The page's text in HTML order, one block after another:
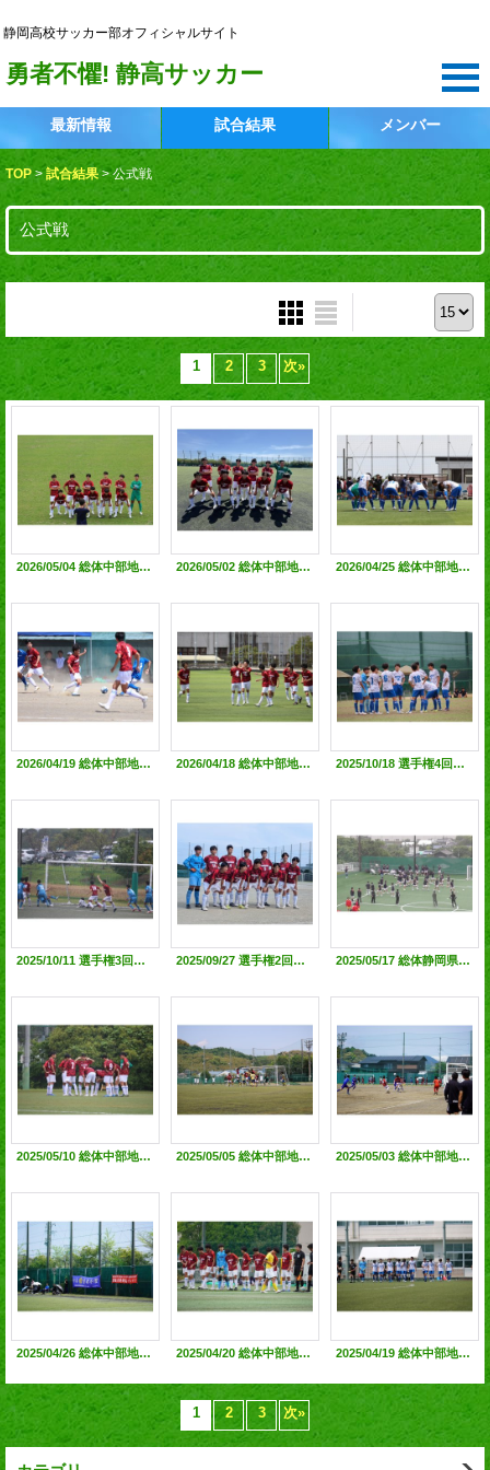
静岡高校サッカー部オフィシャルサイト
勇者不懼! 静高サッカー
最新情報 試合結果 メンバー
TOP > 試合結果 > 公式戦
公式戦
1 2 3 次»
2026/05/04 総体中部地区 敗者復活1回戦（vs静岡城北高）●0-3 @草薙球技場 2026/05/02 総体中部地区大会決勝トーナメント2回戦●0-0(PK3-5)@島田工業高G 2026/04/25 総体中部地区1次リーグ第三節(vs清水西高) ◯1-0 @中島人工芝G
2026/04/19 総体中部地区1次リーグ第二節(vs焼津水産高)◯2-0 ＠焼津水産高G 2026/04/18 総体中部地区1次リーグ第一節(vs静岡大成高)◯1-0 @中島人工芝G 2025/10/18 選手権4回戦（VS加藤学園暁秀)●1-2 @聖隷サッカー場
2025/10/11 選手権3回戦（VS袋井)◯1-0 @エコパ人工芝G 2025/09/27 選手権2回戦（VS沼津中央)◯2-1 @藤枝西高G 2025/05/17 総体静岡県大会1回戦（vs浜北西）●0-0(PK5-6)@磐田ゆめりあサッカー場
2025/05/10 総体中部地区 敗者復活2回戦（vs静清高校）◯2-1 県大会出場決定！@静清高田G 2025/05/05 総体中部地区 敗者復活1回戦（vs清流館）◯2-0 @島田工高G 2025/05/03 総体中部地区 決勝トーナメント1回戦（vs城北高校）●1-2 @藤枝北高G
2025/04/26 総体中部地区１次リーグ第三節（vs島田樟誠）○3-0 @島田工高G 2025/04/20 総体中部地区１次リーグ第ニ節 (vs静岡北高) ○1-0 @静岡北高G 2025/04/19 総体中部地区１次リーグ第一節 (vs島田高) ●1-1（PK1-4）@島田工業G
1 2 3 次»